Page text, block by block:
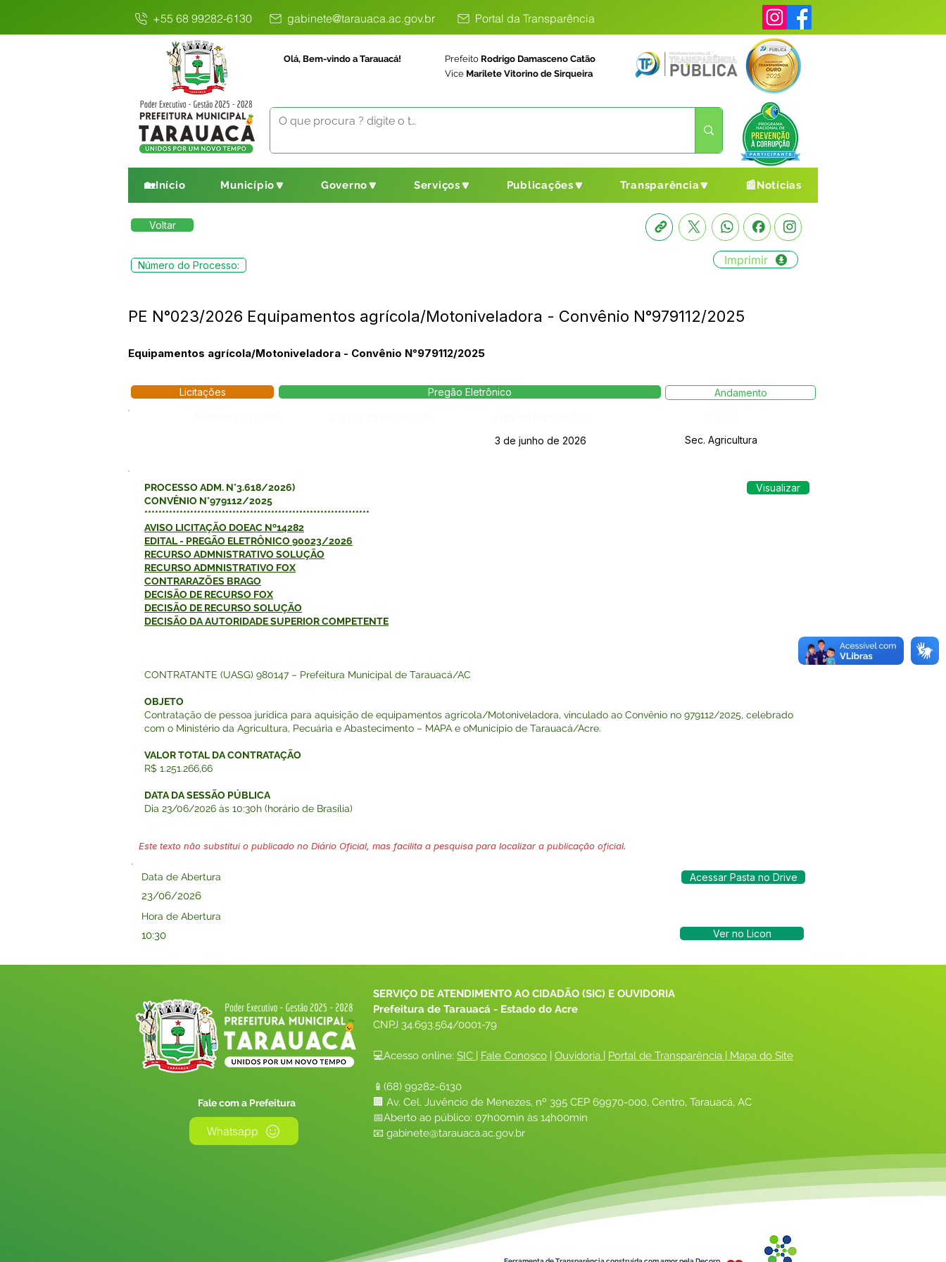
+55 68 99282-6130 gabinete@tarauaca.ac.gov.br Portal da Transparência
Olá, Bem-vindo a Tarauacá! Prefeito Rodrigo Damasceno Catão
Vice Marilete Vitorino de Sirqueira
🏡Início Município🔽 Governo🔽 Serviços🔽 Publicações🔽 Transparência🔽 📰Notícias
Voltar
Número do Processo: Imprimir
PE N°023/2026 Equipamentos agrícola/Motoniveladora - Convênio N°979112/2025
Equipamentos agrícola/Motoniveladora - Convênio N°979112/2025
Licitações Pregão Eletrônico Andamento
3 de junho de 2026
Sec. Agricultura
PROCESSO ADM. N°3.618/2026)
CONVÊNIO N°979112/2025
****************************************************************
AVISO LICITAÇÃO DOEAC Nº14282
EDITAL - PREGÃO ELETRÔNICO 90023/2026
RECURSO ADMNISTRATIVOSOLUÇÃO
RECURSO ADMNISTRATIVO FOX
CONTRARAZÕES BRAGO
DECISÃO DE RECURSO FOX
DECISÃO DE RECURSO SOLUÇÃO
DECISÃO DA AUTORIDADE SUPERIOR COMPETENTE
CONTRATANTE (UASG) 980147 – Prefeitura Municipal de Tarauacá/AC
OBJETO
Contratação de pessoa jurídica para aquisição de equipamentos agrícola/Motoniveladora, vinculado ao Convênio no 979112/2025, celebrado
com o Ministério da Agricultura, Pecuária e Abastecimento – MAPA e oMunicípio de Tarauacá/Acre.
VALOR TOTAL DA CONTRATAÇÃO
R$ 1.251.266,66
DATA DA SESSÃO PÚBLICA
Dia 23/06/2026 às 10:30h (horário de Brasília)
Visualizar
Este texto não substitui o publicado no Diário Oficial, mas facilita a pesquisa para localizar a publicação oficial.
Data de Abertura
23/06/2026
Hora de Abertura
10:30
Acessar Pasta no Drive
Ver no Licon
Fale com a Prefeitura
Whatsapp
SERVIÇO DE ATENDIMENTO AO CIDADÃO (SIC) E OUVIDORIA
Prefeitura de Tarauacá - Estado do Acre
CNPJ 34.693.564/0001-79
💻Acesso online: SIC | Fale Conosco | Ouvidoria | Portal de Transparência | Mapa do Site
📱(68) 99282-6130
🏢 Av. Cel. Juvêncio de Menezes, nº 395 CEP 69970-000, Centro, Tarauacá, AC
📅Aberto ao público: 07h00min às 14h00min
📧 gabinete@tarauaca.ac.gov.br